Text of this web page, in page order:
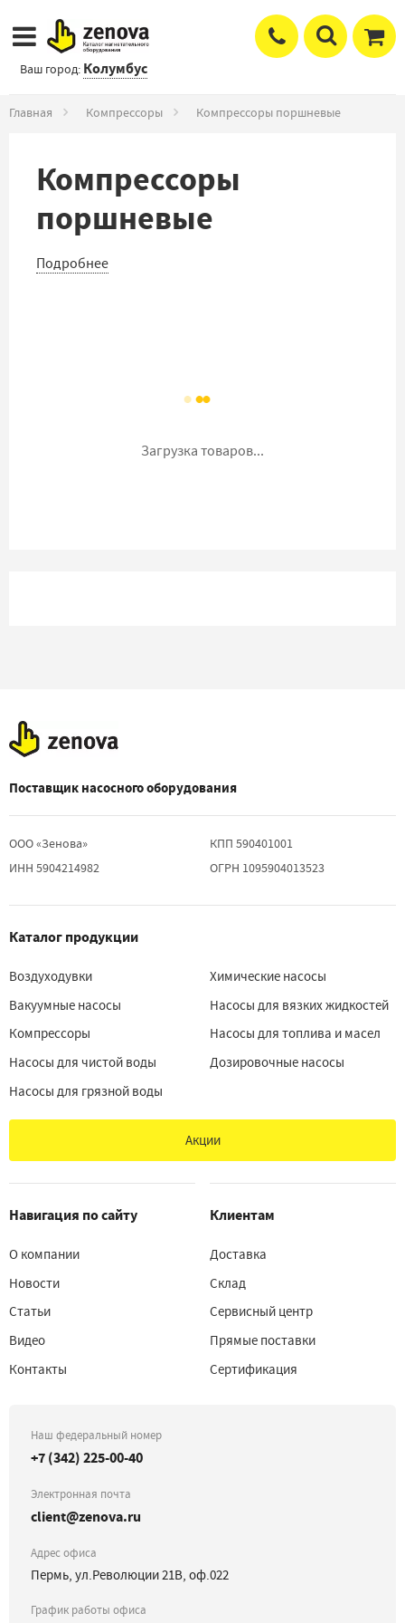
Ваш город: Колумбус
Главная Компрессоры Компрессоры поршневые
Компрессоры
поршневые
Подробнее
Загрузка товаров...
Поставщик насосного оборудования
ООО «Зенова»
ИНН 5904214982
КПП 590401001
ОГРН 1095904013523
Каталог продукции
Воздуходувки
Вакуумные насосы
Компрессоры
Насосы для чистой воды
Насосы для грязной воды
Химические насосы
Насосы для вязких жидкостей
Насосы для топлива и масел
Дозировочные насосы
Акции
Навигация по сайту
О компании
Новости
Статьи
Видео
Контакты
Клиентам
Доставка
Склад
Сервисный центр
Прямые поставки
Сертификация
Наш федеральный номер
+7 (342) 225-00-40
Электронная почта
client@zenova.ru
Адрес офиса
Пермь, ул.Революции 21В, оф.022
График работы офиса